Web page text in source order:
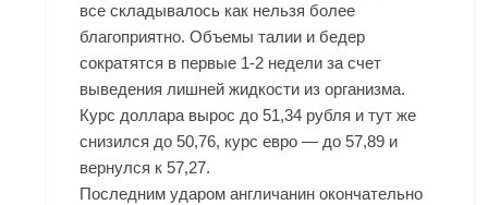
все складывалось как нельзя более
благоприятно. Объемы талии и бедер
сократятся в первые 1-2 недели за счет
выведения лишней жидкости из организма.
Курс доллара вырос до 51,34 рубля и тут же
снизился до 50,76, курс евро — до 57,89 и
вернулся к 57,27.
Последним ударом англичанин окончательно